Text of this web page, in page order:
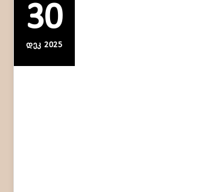
30
ᲓᲔᲙ 2025